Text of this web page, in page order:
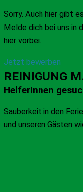
Sorry. Auch hier gibt
Melde dich bei uns in
hier vorbei.
Jetzt bewerben
REINIGUNG
HelferInnen
Sauberkeit in den
und unseren Gästen